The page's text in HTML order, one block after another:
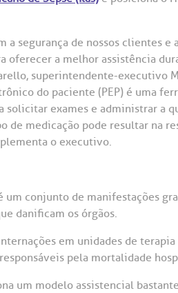
Saiba mais
Maestro Cardim, 769
01323-001 | Bela
Paulo - SP
Centro de
a segurança de nossos clientes e
oferecer a melhor assistência
superintendente-executivo
do paciente (PEP) é uma
solicitar exames e administrar a
de medicação pode resultar na
o executivo.
conjunto de manifestações
danificam os órgãos.
em unidades de
pela mortalidade
um modelo assistencial